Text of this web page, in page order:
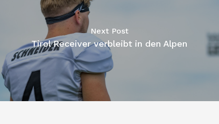
Next Post
Tirol Receiver verbleibt in den Alpen